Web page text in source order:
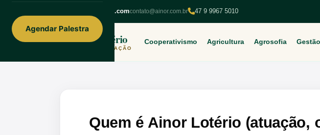
ainorfloterio@gmail.comcontato@ainor.com.br 47 9 9967 5010
Ainor Lotério
MENTE & CORAÇÃO
Cooperativismo Agricultura Agrosofia
Agendar Palestra
Quem é Ainor Lotério (atuação,